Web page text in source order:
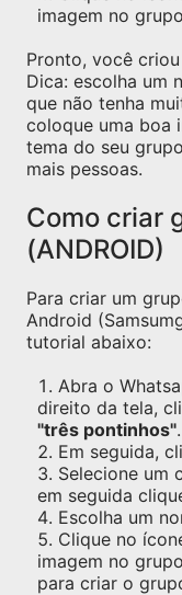
imagem no
Pronto, você
Dica: escolha um
que não tenha
coloque uma boa
tema do seu
mais pessoas.
Como criar
(ANDROID)
Para criar um
Android
tutorial abaixo:
Abra o
direito da tela,
"três pontinhos".
Em seguida,
Selecione um
em seguida
Escolha um
Clique no
imagem no
para criar o